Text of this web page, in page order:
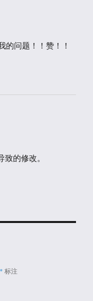
的问题！！赞！！
的修改。
* 标注